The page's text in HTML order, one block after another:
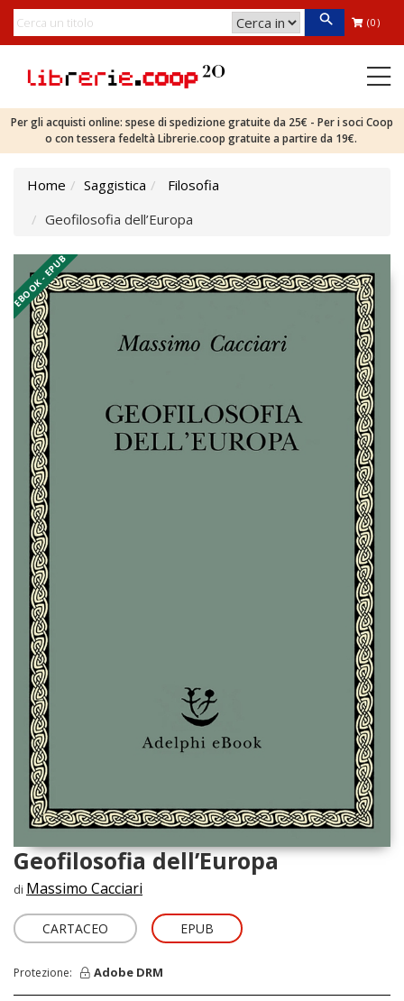
(0)
Per gli acquisti online: spese di spedizione gratuite da 25€ - Per i soci Coop
o con tessera fedeltà Librerie.coop gratuite a partire da 19€.
Home Saggistica
Filosofia
Geofilosofia dell’Europa
EBOOK - EPUB
Geofilosofia dell’Europa
di Massimo Cacciari
CARTACEO EPUB
Protezione: Adobe DRM